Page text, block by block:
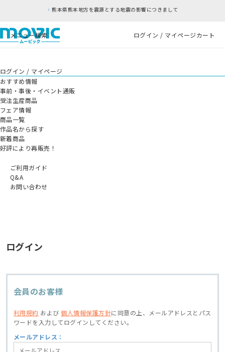
熊本県熊本地方を震源とする地震の影響につきまして
メニュー検索 ログイン / マイページカート
ログイン / マイページ
おすすめ情報
事前・事後・イベント通販
受注生産商品
フェア情報
商品一覧
作品名から探す
新着商品
好評により再販売！
ご利用ガイド
Q&A
お問い合わせ
ログイン
会員のお客様
利用規約 および個人情報保護方針に同意の上、
メールアドレスとパス
ワードを入力してログインしてください。
メールアドレス：